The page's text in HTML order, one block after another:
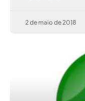
2 de maio de 2018